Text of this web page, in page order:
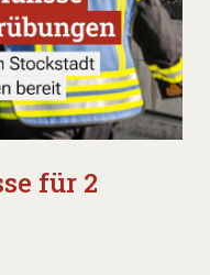
für 2